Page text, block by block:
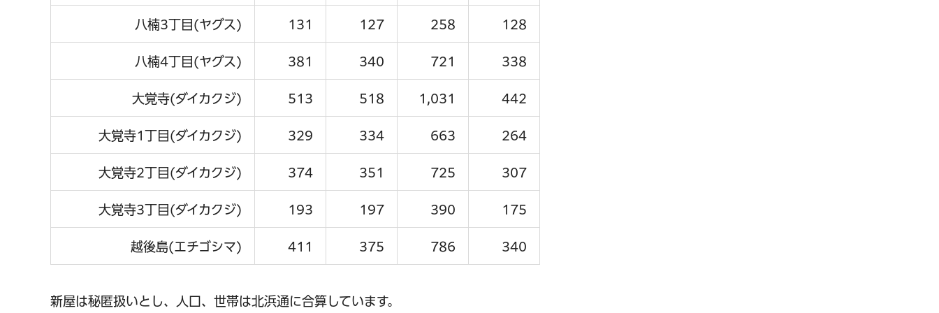
八楠3丁目(ヤグス) 131 127 258 128
八楠4丁目(ヤグス) 381 340 721 338
大覚寺(ダイカクジ) 513 518 1,031 442
大覚寺1丁目(ダイカクジ) 329 334 663 264
大覚寺2丁目(ダイカクジ) 374 351 725 307
大覚寺3丁目(ダイカクジ) 193 197 390 175
越後島(エチゴシマ) 411 375 786 340
新屋は秘匿扱いとし、人口、世帯は北浜通に合算しています。